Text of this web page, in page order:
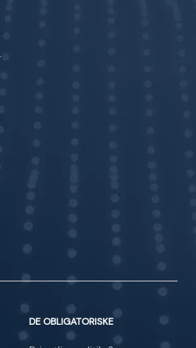
DE OBLIGATORISKE